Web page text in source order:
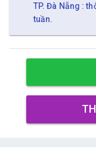
TP. Đà Nẵng :
tuần.